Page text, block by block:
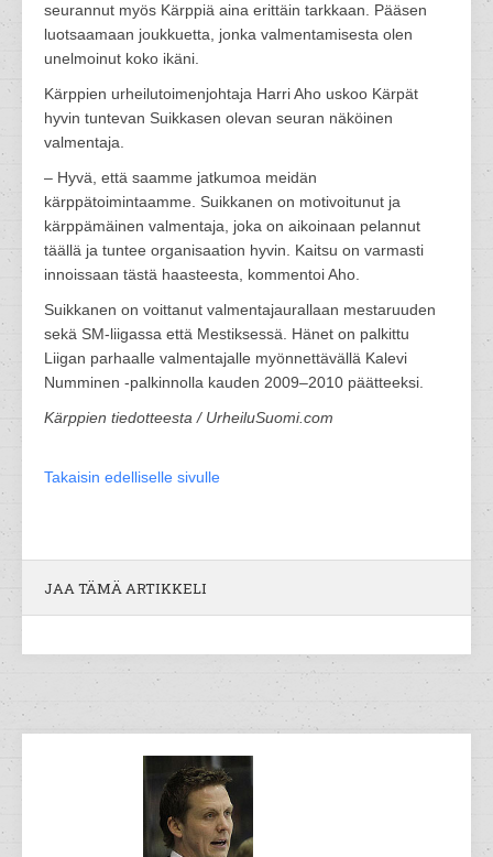
seurannut myös Kärppiä aina erittäin tarkkaan. Pääsen
luotsaamaan joukkuetta, jonka valmentamisesta olen
unelmoinut koko ikäni.
Kärppien urheilutoimenjohtaja Harri Aho uskoo Kärpät
hyvin tuntevan Suikkasen olevan seuran näköinen
valmentaja.
– Hyvä, että saamme jatkumoa meidän
kärppätoimintaamme. Suikkanen on motivoitunut ja
kärppämäinen valmentaja, joka on aikoinaan pelannut
täällä ja tuntee organisaation hyvin. Kaitsu on varmasti
innoissaan tästä haasteesta, kommentoi Aho.
Suikkanen on voittanut valmentajaurallaan mestaruuden
sekä SM-liigassa että Mestiksessä. Hänet on palkittu
Liigan parhaalle valmentajalle myönnettävällä Kalevi
Numminen -palkinnolla kauden 2009–2010 päätteeksi.
Kärppien tiedotteesta / UrheiluSuomi.com
Takaisin edelliselle sivulle
JAA TÄMÄ ARTIKKELI